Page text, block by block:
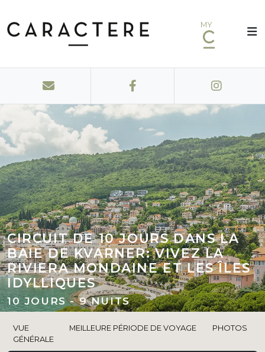
MY
CIRCUIT DE 10 JOURS DANS LA
BAIE DE KVARNER: VIVEZ LA
RIVIERA MONDAINE ET LES ÎLES
IDYLLIQUES
10 JOURS - 9 NUITS
VUE
GÉNÉRALE
MEILLEURE PÉRIODE DE VOYAGE PHOTOS